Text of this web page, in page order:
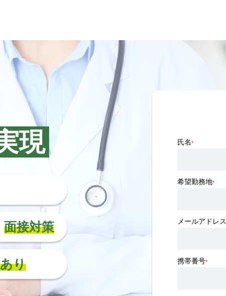
現
面接対策
り
氏名*
希望勤務地*
メールアドレス
携帯番号*